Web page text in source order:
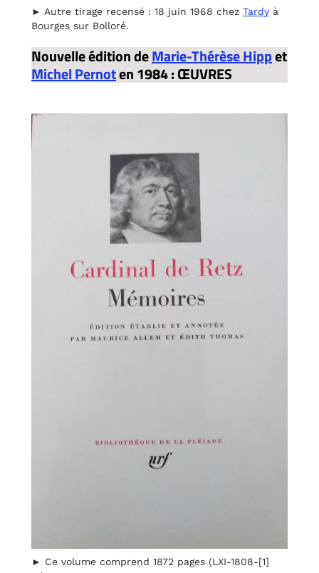
► Autre tirage recensé : 18 juin 1968 chez Tardy à
Bourges sur Bolloré.
Nouvelle édition deMarie-Thérèse Hippet
Michel Pernoten 1984 : ŒUVRES
► Ce volume comprend 1872 pages (LXI-1808-[1]